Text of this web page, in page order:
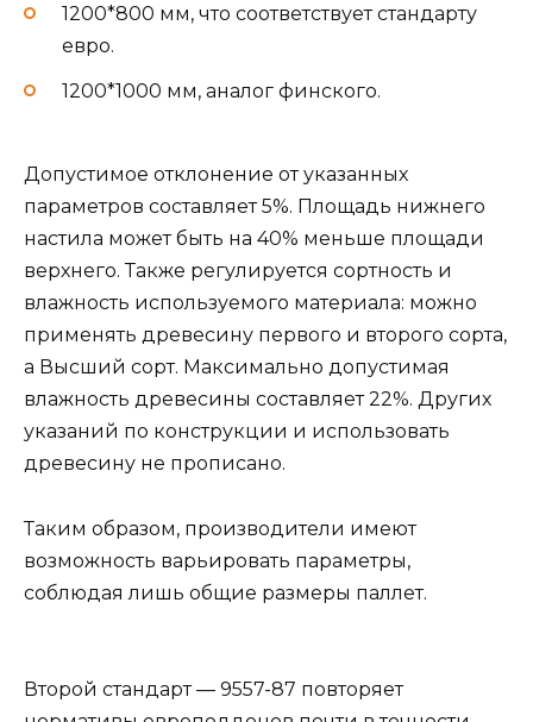
1200*800 мм, что соответствует стандарту
евро.
1200*1000 мм, аналог финского.
Допустимое отклонение от указанных
параметров составляет 5%. Площадь нижнего
настила может быть на 40% меньше площади
верхнего. Также регулируется сортность и
влажность используемого материала: можно
применять древесину первого и второго сорта,
а Высший сорт. Максимально допустимая
влажность древесины составляет 22%. Других
указаний по конструкции и использовать
древесину не прописано.
Таким образом, производители имеют
возможность варьировать параметры,
соблюдая лишь общие размеры паллет.
Второй стандарт — 9557-87 повторяет